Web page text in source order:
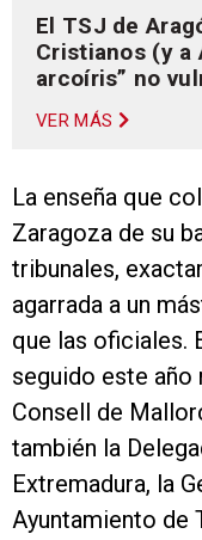
El TSJ de
Cristianos (y a
arcoíris” no
VER MÁS
La enseña que
Zaragoza de su
tribunales,
agarrada a un
que las oficiales.
seguido este
Consell de
también la
Extremadura, la
Ayuntamiento de